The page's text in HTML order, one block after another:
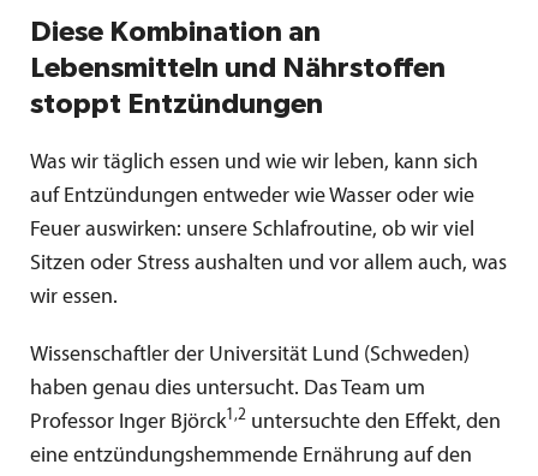
Diese Kombination an
Lebensmitteln und Nährstoffen
stoppt Entzündungen
Was wir täglich essen und wie wir leben, kann sich
auf Entzündungen entweder wie Wasser oder wie
Feuer auswirken: unsere Schlafroutine, ob wir viel
Sitzen oder Stress aushalten und vor allem auch, was
wir essen.
Wissenschaftler der Universität Lund (Schweden)
haben genau dies untersucht. Das Team um
Professor Inger Björck1,2 untersuchte den Effekt, den
eine entzündungshemmende Ernährung auf den